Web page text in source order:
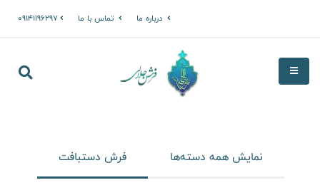
درباره ما تماس با ما 09141196297
نمایش همه دسته‌ها فرش دستبافت